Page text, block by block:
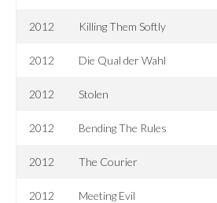
2012 Killing Them Softly
2012 Die Qual der Wahl
2012 Stolen
2012 Bending The Rules
2012 The Courier
2012 Meeting Evil